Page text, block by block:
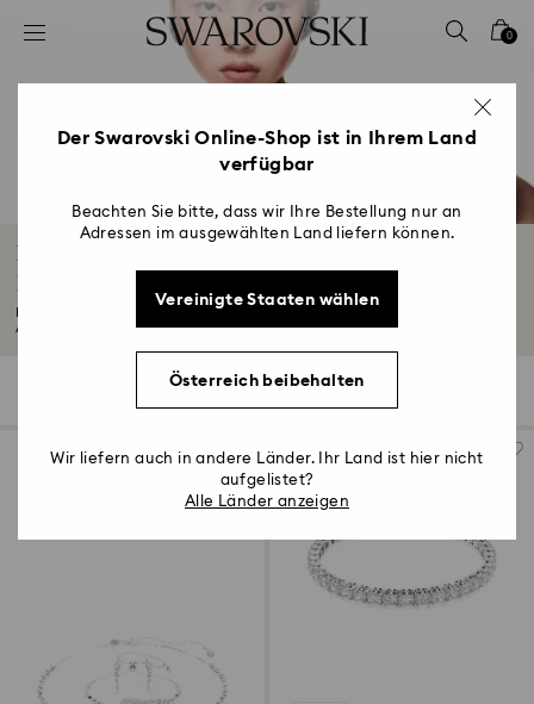
Liste Tastaturkürzel
2 - Footer
4 - Suchergebnisse
0
Brautschmuck & Accessoires für
Hochzeitsgäste
Runden Sie Ihren Look mit spektakulärem Swarovski Brautschmuck und
Accessoires...
Mehr lesen
Filter
Der Swarovski Online-Shop ist in Ihrem Land
verfügbar
Beachten Sie bitte, dass wir Ihre Bestellung nur an
Adressen im ausgewählten Land liefern können.
Vereinigte Staaten wählen
Österreich beibehalten
Wir liefern auch in andere Länder. Ihr Land ist hier nicht
aufgelistet?
Alle Länder anzeigen